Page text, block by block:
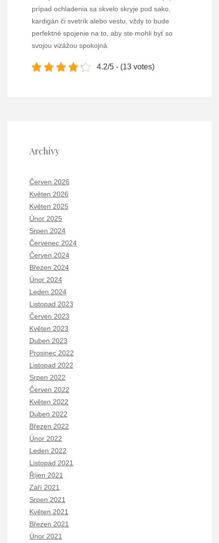
prípad ochladenia sa skvelo skryje pod sako,
kardigán či svetrík alebo vestu, vždy to bude
perfektné spojenie na to, aby ste mohli byť so
svojou vizážou spokojná.
4.2/5 - (13 votes)
Archivy
Červen 2026
Květen 2026
Květen 2025
Únor 2025
Srpen 2024
Červenec 2024
Červen 2024
Březen 2024
Únor 2024
Leden 2024
Listopad 2023
Červen 2023
Květen 2023
Duben 2023
Prosinec 2022
Listopad 2022
Srpen 2022
Červen 2022
Květen 2022
Duben 2022
Březen 2022
Únor 2022
Leden 2022
Listopad 2021
Říjen 2021
Září 2021
Srpen 2021
Květen 2021
Březen 2021
Únor 2021